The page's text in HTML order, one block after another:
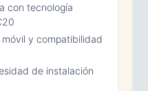
con tecnología
y compatibilidad
de instalación